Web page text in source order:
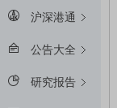
沪深港通
公告大全
研究报告